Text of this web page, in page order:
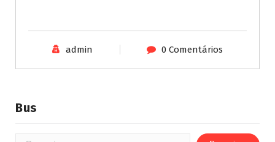
admin 0 Comentários
Bus